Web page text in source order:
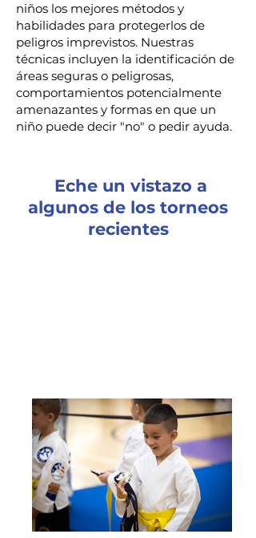
niños los mejores métodos y
habilidades para protegerlos de
peligros imprevistos. Nuestras
técnicas incluyen la identificación de
áreas seguras o peligrosas,
comportamientos potencialmente
amenazantes y formas en que un
niño puede decir "no" o pedir ayuda.
Eche un vistazo a
algunos de los torneos
recientes